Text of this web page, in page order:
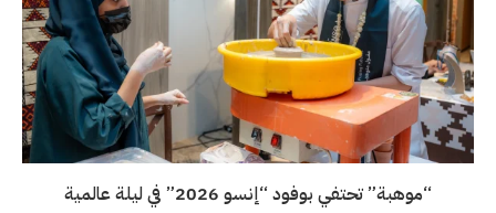
“موهبة” تحتفي بوفود “إنسو 2026” في ليلة عالمية